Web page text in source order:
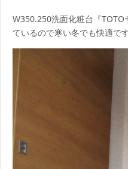
W350.250洗面化粧台『
ているので寒い冬でも快適で